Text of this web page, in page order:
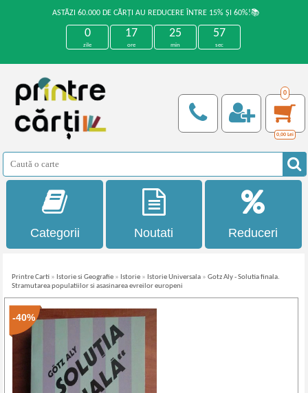
ASTĂZI 60.000 DE CĂRȚI AU REDUCERE ÎNTRE 15% ȘI 60%!📚
0
zile
17
ore
25
min
57
sec
0
0,00 Lei
Categorii Noutati Reduceri
Printre Carti » Istorie si Geografie » Istorie » Istorie Universala »Gotz Aly - Solutia finala.
Stramutarea populatiilor si asasinarea evreilor europeni
-40%